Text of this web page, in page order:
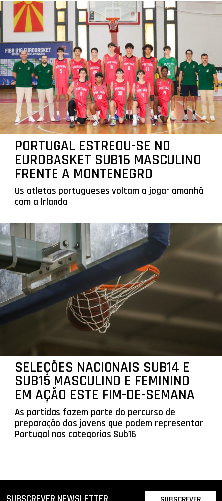
PORTUGAL ESTREOU-SE NO
EUROBASKET SUB16 MASCULINO
FRENTE A MONTENEGRO
Os atletas portugueses voltam a jogar amanhã
com a Irlanda
SELEÇÕES NACIONAIS SUB14 E
SUB15 MASCULINO E FEMININO
EM AÇÃO ESTE FIM-DE-SEMANA
As partidas fazem parte do percurso de
preparação dos jovens que podem representar
Portugal nas categorias Sub16